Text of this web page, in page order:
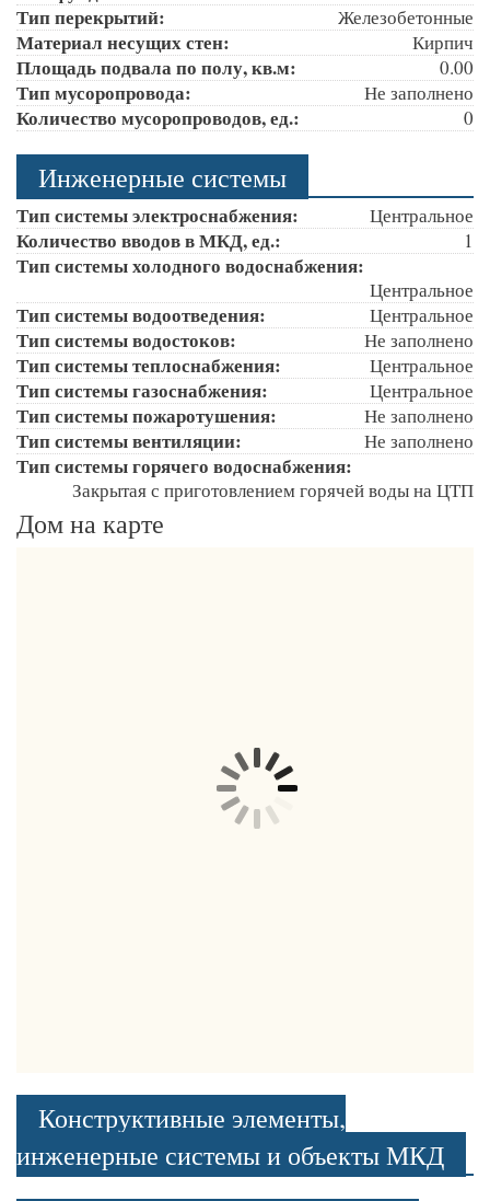
Тип перекрытий: Железобетонные
Материал несущих стен: Кирпич
Площадь подвала по полу, кв.м: 0.00
Тип мусоропровода: Не заполнено
Количество мусоропроводов, ед.: 0
Инженерные системы
Тип системы электроснабжения: Центральное
Количество вводов в МКД, ед.: 1
Тип системы холодного водоснабжения:
Центральное
Тип системы водоотведения: Центральное
Тип системы водостоков: Не заполнено
Тип системы теплоснабжения: Центральное
Тип системы газоснабжения: Центральное
Тип системы пожаротушения: Не заполнено
Тип системы вентиляции: Не заполнено
Тип системы горячего водоснабжения:
Закрытая с приготовлением горячей воды на ЦТП
Дом на карте
Конструктивные элементы,
инженерные системы и объекты МКД